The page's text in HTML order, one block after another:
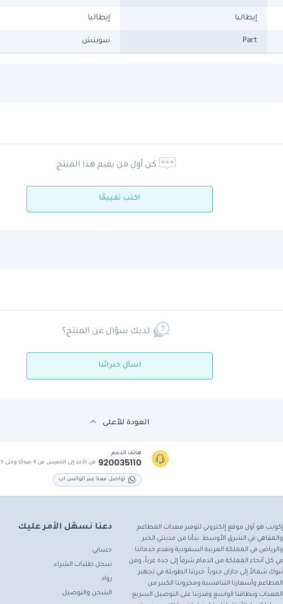
إيطاليا إيطاليا
Part سويتش
كن أول من يقيم هذا المنتج
اكتب تقييمًا
لديك سؤال عن المنتج؟
اسأل خبرائنا
العودة للأعلى
هاتف الدعم
920035110 من الأحد إلى الخميس من 9 صباحًا وحتى 5 مساءً
تواصل معنا عبر الواتس اب
إكويب هو أول موقع إلكتروني لتوفير معدات المطاعم
والمقاهي في الشرق الأوسط. بدأنا من مدينتي الخبر
والرياض في المملكة العربية السعودية ونقدم خدماتنا
في كل أنحاء المملكة من الدمام شرقاً إلى جدة غرباً، ومن
تبوك شمالاً إلى جازان جنوباً. خبرتنا الطويلة في تجهيز
المطاعم وأسعارنا التنافسية ومخزوننا الكبير من
المعدات ونطاقنا الواسع وقدرتنا على التوصيل السريع
دعنا نسهّل الأمر عليك
حسابي
سجل طلبات الشراء
رواد
الشحن والتوصيل